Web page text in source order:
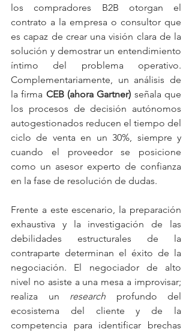
los compradores B2B otorgan el
contrato a la empresa o consultor que
es capaz de crear una visión clara de la
solución y demostrar un entendimiento
íntimo del problema operativo.
Complementariamente, un análisis de
la firma CEB (ahora Gartner) señala que
los procesos de decisión autónomos
autogestionados reducen el tiempo del
ciclo de venta en un 30%, siempre y
cuando el proveedor se posicione
como un asesor experto de confianza
en la fase de resolución de dudas.
Frente a este escenario, la preparación
exhaustiva y la investigación de las
debilidades estructurales de la
contraparte determinan el éxito de la
negociación. El negociador de alto
nivel no asiste a una mesa a improvisar;
realiza un research profundo del
ecosistema del cliente y de la
competencia para identificar brechas